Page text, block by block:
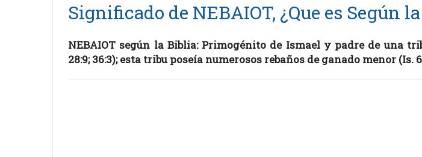
Significado de NEBAIOT, ¿Que es Según
NEBAIOT según la Biblia: Primogénito de Ismael y padre de una
28:9; 36:3); esta tribu poseía numerosos rebaños de ganado menor (Is.